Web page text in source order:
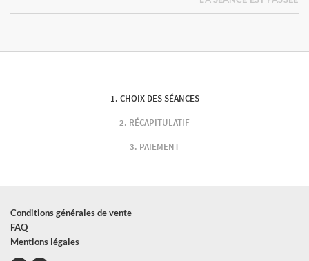
CHOIX DES SÉANCES
RÉCAPITULATIF
PAIEMENT
Conditions générales de vente
FAQ
Mentions légales